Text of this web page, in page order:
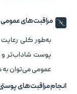
مراقبت‌های
به‌طور کلی
پوست شاداب‌تر و
عمومی می‌توان به
انجام مراقبت‌های